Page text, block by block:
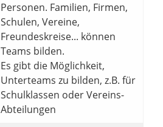
Personen. Familien, Firmen,
Schulen, Vereine,
Freundeskreise... können
Teams bilden.
Es gibt die Möglichkeit,
Unterteams zu bilden, z.B. für
Schulklassen oder Vereins-
Abteilungen